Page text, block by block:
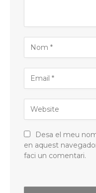
Desa el meu
en aquest
faci un comentari.